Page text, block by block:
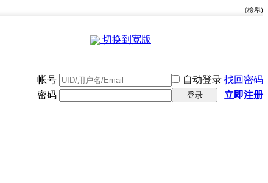
(檢舉)
切换到宽版
帐号 自动登录 找回密码
密码
登录 立即注册